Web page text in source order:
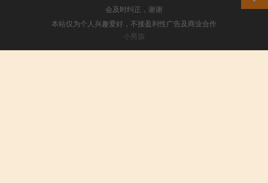
会及时纠正，谢谢
本站仅为个人兴趣爱好，不接盈利性广告及商业合作
小男孩